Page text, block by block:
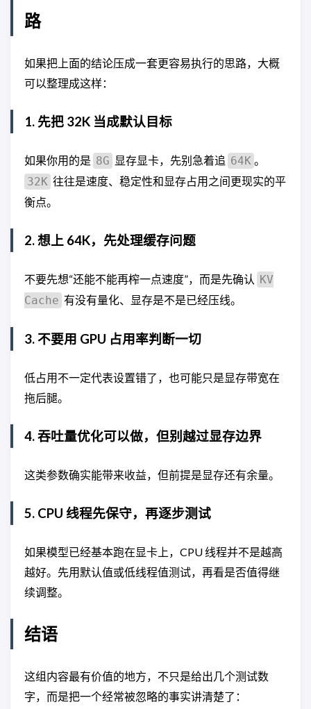
路
如果把上面的结论压成一套更容易执行的思路，大概
可以整理成这样：
1. 先把 32K 当成默认目标
如果你用的是 8G 显存显卡，先别急着追 64K 。
32K 往往是速度、稳定性和显存占用之间更现实的平
衡点。
2. 想上 64K，先处理缓存问题
不要先想“还能不能再榨一点速度”，而是先确认 KV
Cache 有没有量化、显存是不是已经压线。
3. 不要用 GPU 占用率判断一切
低占用不一定代表设置错了，也可能只是显存带宽在
拖后腿。
4. 吞吐量优化可以做，但别越过显存边界
这类参数确实能带来收益，但前提是显存还有余量。
5. CPU 线程先保守，再逐步测试
如果模型已经基本跑在显卡上，CPU 线程并不是越高
越好。先用默认值或低线程值测试，再看是否值得继
续调整。
结语
这组内容最有价值的地方，不只是给出几个测试数
字，而是把一个经常被忽略的事实讲清楚了：